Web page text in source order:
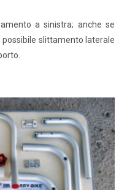
a sinistra; anche se
slittamento laterale